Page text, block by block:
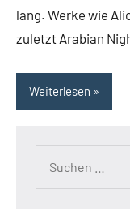
lang. Werke wie
zuletzt Arabian
Weiterlesen